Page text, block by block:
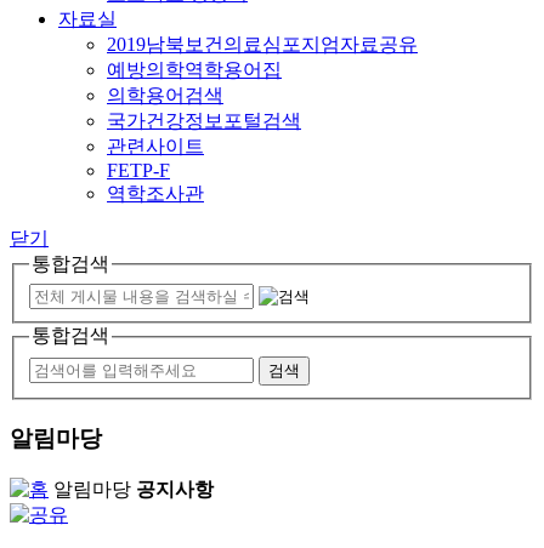
자료실
2019남북보건의료심포지엄자료공유
예방의학역학용어집
의학용어검색
국가건강정보포털검색
관련사이트
FETP-F
역학조사관
닫기
통합검색
통합검색
알림마당
알림마당 공지사항